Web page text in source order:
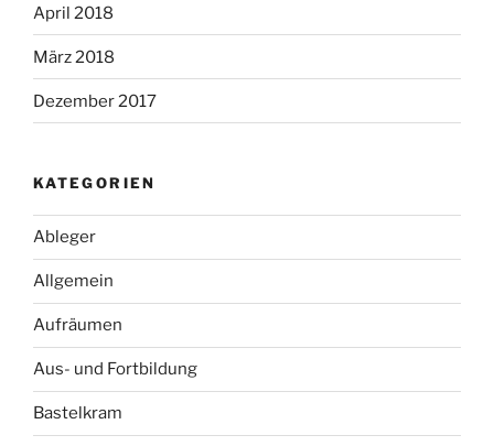
April 2018
März 2018
Dezember 2017
KATEGORIEN
Ableger
Allgemein
Aufräumen
Aus- und Fortbildung
Bastelkram